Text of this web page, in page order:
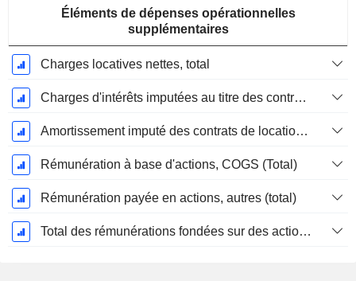
Éléments de dépenses opérationnelles
supplémentaires
Charges locatives nettes, total
Charges d'intérêts imputées au titre des contrats de location
Amortissement imputé des contrats de location simple
Rémunération à base d'actions, COGS (Total)
Rémunération payée en actions, autres (total)
Total des rémunérations fondées sur des actions